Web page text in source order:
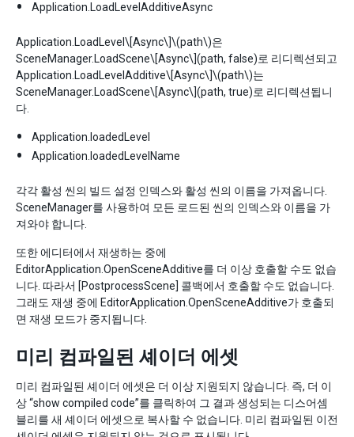
Application.LoadLevelAdditiveAsync
Application.LoadLevel \[Async\]\(path\)은
SceneManager.LoadScene\[Async\](path, false)로 리디렉션되고
Application.LoadLevelAdditive\[Async\]\(path\)는
SceneManager.LoadScene\[Async\](path, true)로 리디렉션됩니
다.
Application.loadedLevel
Application.loadedLevelName
각각 활성 씬의 빌드 설정 인덱스와 활성 씬의 이름을 가져옵니다.
SceneManager를 사용하여 모든 로드된 씬의 인덱스와 이름을 가
져와야 합니다.
또한 에디터에서 재생하는 중에
EditorApplication.OpenSceneAdditive를 더 이상 호출할 수도 없습
니다. 따라서 [PostprocessScene] 콜백에서 호출할 수도 없습니다.
그래도 재생 중에 EditorApplication.OpenSceneAdditive가 호출되
면 재생 모드가 중지됩니다.
미리 컴파일된 셰이더 에셋
미리 컴파일된 셰이더 에셋은 더 이상 지원되지 않습니다. 즉, 더 이
상 “show compiled code”를 클릭하여 그 결과 생성되는 디스어셈
블리를 새 셰이더 에셋으로 복사할 수 없습니다. 미리 컴파일된 이전